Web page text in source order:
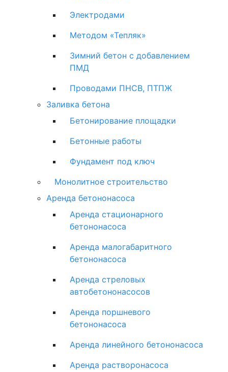
Электродами
Методом «Тепляк»
Зимний бетон с добавлением
ПМД
Проводами ПНСВ, ПТПЖ
Заливка бетона
Бетонирование площадки
Бетонные работы
Фундамент под ключ
Монолитное строительство
Аренда бетононасоса
Аренда стационарного
бетононасоса
Аренда малогабаритного
бетононасоса
Аренда стреловых
автобетононасосов
Аренда поршневого
бетононасоса
Аренда линейного бетононасоса
Аренда растворонасоса